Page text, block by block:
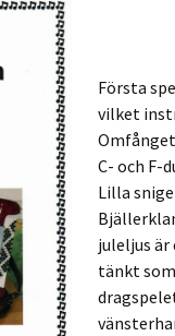
Första
vilket
C- och F-
Lilla
juleljus är
tänkt